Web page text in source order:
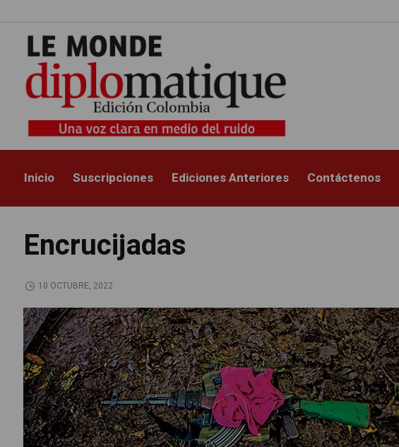
Inicio Suscripciones Ediciones Anteriores Contáctenos
Encrucijadas
10 OCTUBRE, 2022